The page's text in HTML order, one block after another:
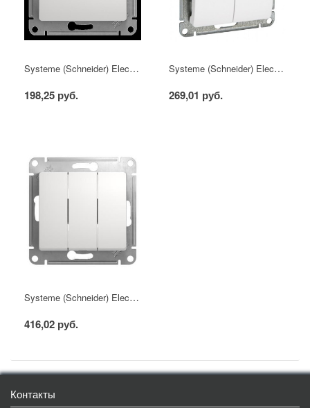
Systeme (Schneider) Electric GLOSSA выключатель 1кл. белый механизм
198,25 руб.
Systeme (Schneider) Electric GLOSSA выключатель 2кл. белый механизм
269,01 руб.
Systeme (Schneider) Electric GLOSSA выключатель 3кл. белый механизм
416,02 руб.
Контакты